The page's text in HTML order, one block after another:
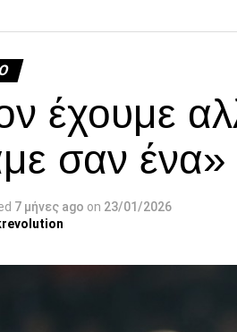
έχουμε
σαν ένα»
7 μήνες ago on 23/01/2026